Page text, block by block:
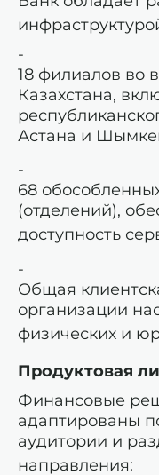
18 филиалов во
Казахстана,
Астана и
68
(отделений),
доступность
Общая
организации
физических и
Продуктовая
Финансовые
адаптированы
аудитории и
направления: